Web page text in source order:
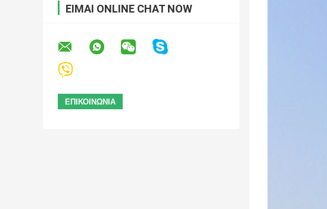
ΕΊΜΑΙ ONLINE CHAT NOW